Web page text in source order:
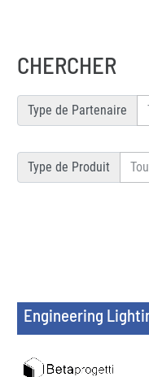
CHERCHER
Type de Partenaire
Type de Produit
Engineering